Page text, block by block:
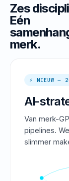
Zes
Eén
merk.
⚡ NIEUW —
AI-
Van merk-
pipelines.
slimmer